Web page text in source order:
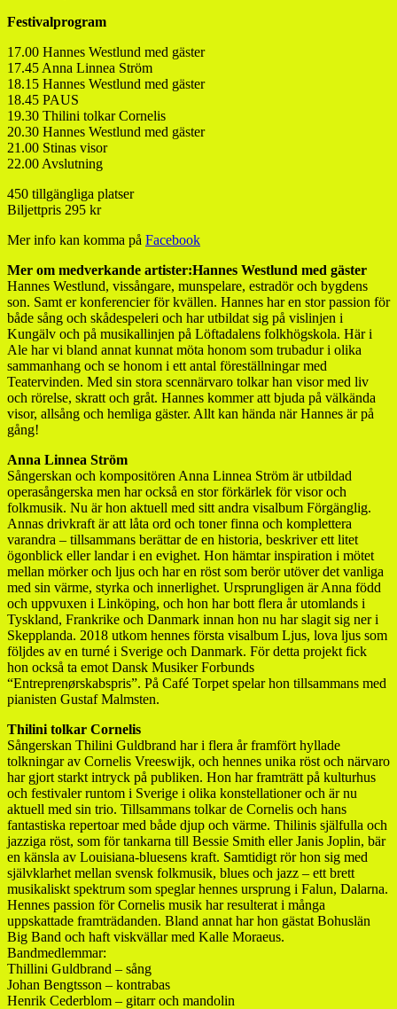
Festivalprogram
17.00 Hannes Westlund med gäster
17.45 Anna Linnea Ström
18.15 Hannes Westlund med gäster
18.45 PAUS
19.30 Thilini tolkar Cornelis
20.30 Hannes Westlund med gäster
21.00 Stinas visor
22.00 Avslutning
450 tillgängliga platser
Biljettpris 295 kr
Mer info kan komma på Facebook
Mer om medverkande artister:Hannes Westlund med gäster
Hannes Westlund, vissångare, munspelare, estradör och bygdens
son. Samt er konferencier för kvällen. Hannes har en stor passion för
både sång och skådespeleri och har utbildat sig på vislinjen i
Kungälv och på musikallinjen på Löftadalens folkhögskola. Här i
Ale har vi bland annat kunnat möta honom som trubadur i olika
sammanhang och se honom i ett antal föreställningar med
Teatervinden. Med sin stora scennärvaro tolkar han visor med liv
och rörelse, skratt och gråt. Hannes kommer att bjuda på välkända
visor, allsång och hemliga gäster. Allt kan hända när Hannes är på
gång!
Anna Linnea Ström
Sångerskan och kompositören Anna Linnea Ström är utbildad
operasångerska men har också en stor förkärlek för visor och
folkmusik. Nu är hon aktuell med sitt andra visalbum Förgänglig.
Annas drivkraft är att låta ord och toner finna och komplettera
varandra – tillsammans berättar de en historia, beskriver ett litet
ögonblick eller landar i en evighet. Hon hämtar inspiration i mötet
mellan mörker och ljus och har en röst som berör utöver det vanliga
med sin värme, styrka och innerlighet. Ursprungligen är Anna född
och uppvuxen i Linköping, och hon har bott flera år utomlands i
Tyskland, Frankrike och Danmark innan hon nu har slagit sig ner i
Skepplanda. 2018 utkom hennes första visalbum Ljus, lova ljus som
följdes av en turné i Sverige och Danmark. För detta projekt fick
hon också ta emot Dansk Musiker Forbunds
“Entreprenørskabspris”. På Café Torpet spelar hon tillsammans med
pianisten Gustaf Malmsten.
Thilini tolkar Cornelis
Sångerskan Thilini Guldbrand har i flera år framfört hyllade
tolkningar av Cornelis Vreeswijk, och hennes unika röst och närvaro
har gjort starkt intryck på publiken. Hon har framträtt på kulturhus
och festivaler runtom i Sverige i olika konstellationer och är nu
aktuell med sin trio. Tillsammans tolkar de Cornelis och hans
fantastiska repertoar med både djup och värme. Thilinis själfulla och
jazziga röst, som för tankarna till Bessie Smith eller Janis Joplin, bär
en känsla av Louisiana-bluesens kraft. Samtidigt rör hon sig med
självklarhet mellan svensk folkmusik, blues och jazz – ett brett
musikaliskt spektrum som speglar hennes ursprung i Falun, Dalarna.
Hennes passion för Cornelis musik har resulterat i många
uppskattade framträdanden. Bland annat har hon gästat Bohuslän
Big Band och haft viskvällar med Kalle Moraeus.
Bandmedlemmar:
Thillini Guldbrand – sång
Johan Bengtsson – kontrabas
Henrik Cederblom – gitarr och mandolin